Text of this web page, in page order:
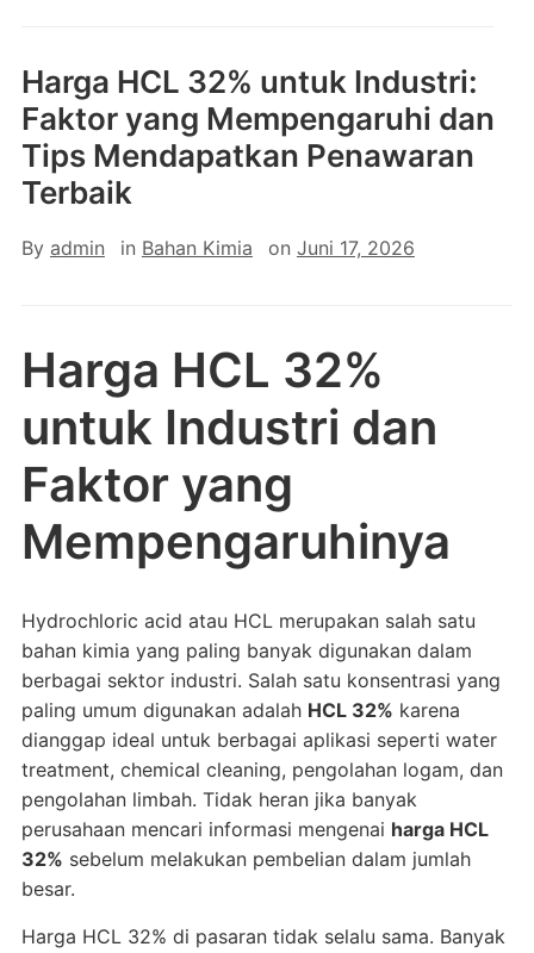
Harga HCL 32% untuk Industri:
Faktor yang Mempengaruhi dan
Tips Mendapatkan Penawaran
Terbaik
By admin in Bahan Kimia on Juni 17, 2026
Harga HCL 32%
untuk Industri dan
Faktor yang
Mempengaruhinya
Hydrochloric acid atau HCL merupakan salah satu
bahan kimia yang paling banyak digunakan dalam
berbagai sektor industri. Salah satu konsentrasi yang
paling umum digunakan adalah HCL 32% karena
dianggap ideal untuk berbagai aplikasi seperti water
treatment, chemical cleaning, pengolahan logam, dan
pengolahan limbah. Tidak heran jika banyak
perusahaan mencari informasi mengenai harga HCL
32% sebelum melakukan pembelian dalam jumlah
besar.
Harga HCL 32% di pasaran tidak selalu sama. Banyak